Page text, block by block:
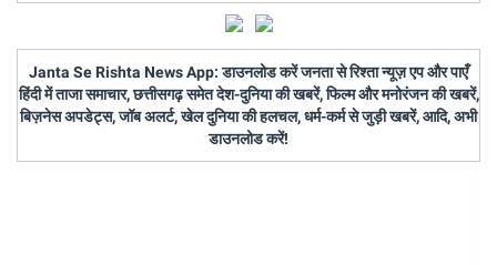
Janta Se Rishta News App: डाउनलोड करें जनता से रिश्ता न्यूज़ एप और पाएँ
हिंदी में ताजा समाचार, छत्तीसगढ़ समेत देश-दुनिया की खबरें, फिल्म और मनोरंजन की खबरें,
बिज़नेस अपडेट्स, जॉब अलर्ट, खेल दुनिया की हलचल, धर्म-कर्म से जुड़ी खबरें, आदि, अभी
डाउनलोड करें!